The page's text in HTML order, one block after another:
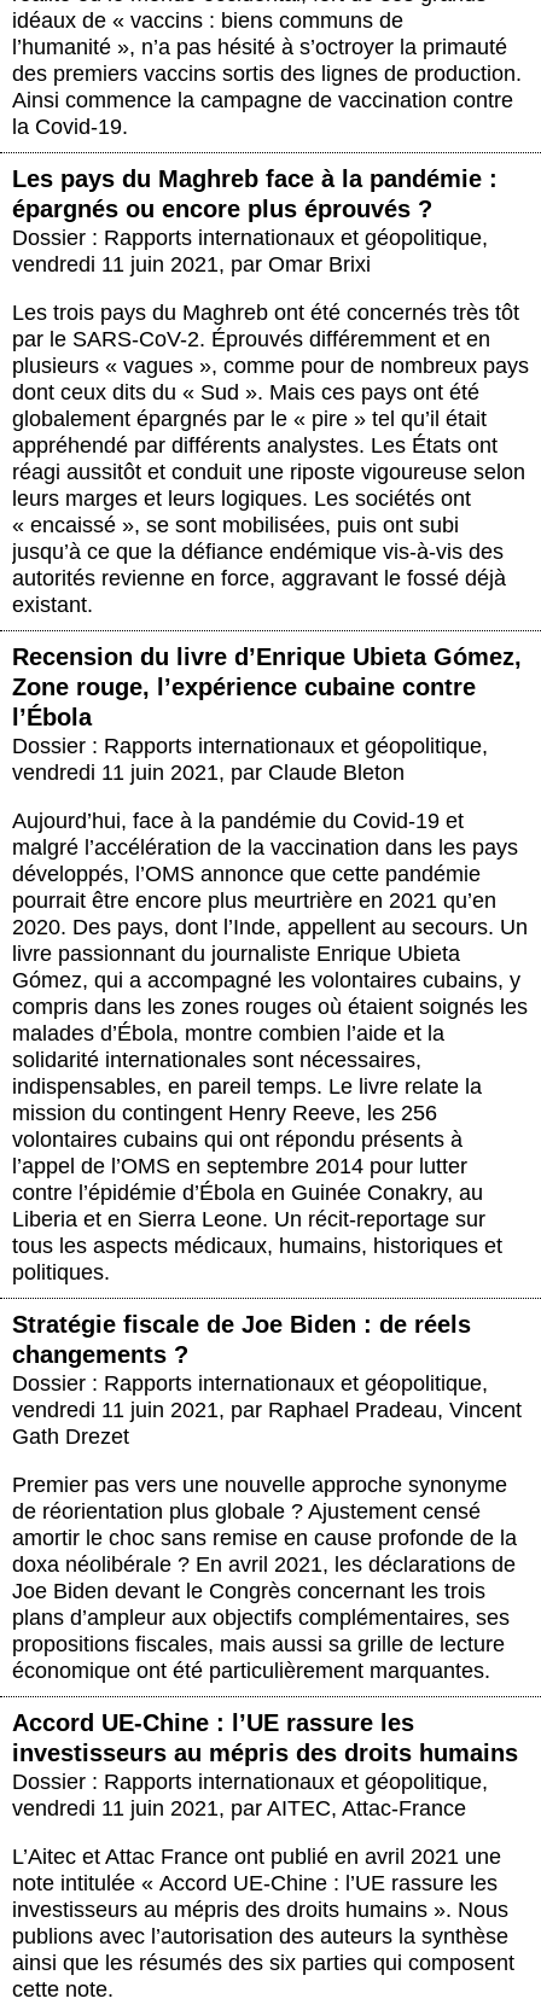
idéaux de « vaccins : biens communs de
l’humanité », n’a pas hésité à s’octroyer la primauté
des premiers vaccins sortis des lignes de production.
Ainsi commence la campagne de vaccination contre
la Covid-19.
Les pays du Maghreb face à la pandémie :
épargnés ou encore plus éprouvés ?
Dossier : Rapports internationaux et géopolitique,
vendredi 11 juin 2021, par Omar Brixi
Les trois pays du Maghreb ont été concernés très tôt
par le SARS-CoV-2. Éprouvés différemment et en
plusieurs « vagues », comme pour de nombreux pays
dont ceux dits du « Sud ». Mais ces pays ont été
globalement épargnés par le « pire » tel qu’il était
appréhendé par différents analystes. Les États ont
réagi aussitôt et conduit une riposte vigoureuse selon
leurs marges et leurs logiques. Les sociétés ont
« encaissé », se sont mobilisées, puis ont subi
jusqu’à ce que la défiance endémique vis-à-vis des
autorités revienne en force, aggravant le fossé déjà
existant.
Recension du livre d’Enrique Ubieta Gómez,
Zone rouge, l’expérience cubaine contre
l’Ébola
Dossier : Rapports internationaux et géopolitique,
vendredi 11 juin 2021, par Claude Bleton
Aujourd’hui, face à la pandémie du Covid-19 et
malgré l’accélération de la vaccination dans les pays
développés, l’OMS annonce que cette pandémie
pourrait être encore plus meurtrière en 2021 qu’en
2020. Des pays, dont l’Inde, appellent au secours. Un
livre passionnant du journaliste Enrique Ubieta
Gómez, qui a accompagné les volontaires cubains, y
compris dans les zones rouges où étaient soignés les
malades d’Ébola, montre combien l’aide et la
solidarité internationales sont nécessaires,
indispensables, en pareil temps. Le livre relate la
mission du contingent Henry Reeve, les 256
volontaires cubains qui ont répondu présents à
l’appel de l’OMS en septembre 2014 pour lutter
contre l’épidémie d’Ébola en Guinée Conakry, au
Liberia et en Sierra Leone. Un récit-reportage sur
tous les aspects médicaux, humains, historiques et
politiques.
Stratégie fiscale de Joe Biden : de réels
changements ?
Dossier : Rapports internationaux et géopolitique,
vendredi 11 juin 2021, par Raphael Pradeau, Vincent
Gath Drezet
Premier pas vers une nouvelle approche synonyme
de réorientation plus globale ? Ajustement censé
amortir le choc sans remise en cause profonde de la
doxa néolibérale ? En avril 2021, les déclarations de
Joe Biden devant le Congrès concernant les trois
plans d’ampleur aux objectifs complémentaires, ses
propositions fiscales, mais aussi sa grille de lecture
économique ont été particulièrement marquantes.
Accord UE-Chine : l’UE rassure les
investisseurs au mépris des droits humains
Dossier : Rapports internationaux et géopolitique,
vendredi 11 juin 2021, par AITEC, Attac-France
L’Aitec et Attac France ont publié en avril 2021 une
note intitulée « Accord UE-Chine : l’UE rassure les
investisseurs au mépris des droits humains ». Nous
publions avec l’autorisation des auteurs la synthèse
ainsi que les résumés des six parties qui composent
cette note.